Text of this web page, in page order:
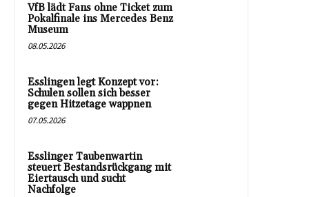
VfB lädt Fans ohne Ticket zum
Pokalfinale ins Mercedes Benz
Museum
08.05.2026
Esslingen legt Konzept vor:
Schulen sollen sich besser
gegen Hitzetage wappnen
07.05.2026
Esslinger Taubenwartin
steuert Bestandsrückgang mit
Eiertausch und sucht
Nachfolge